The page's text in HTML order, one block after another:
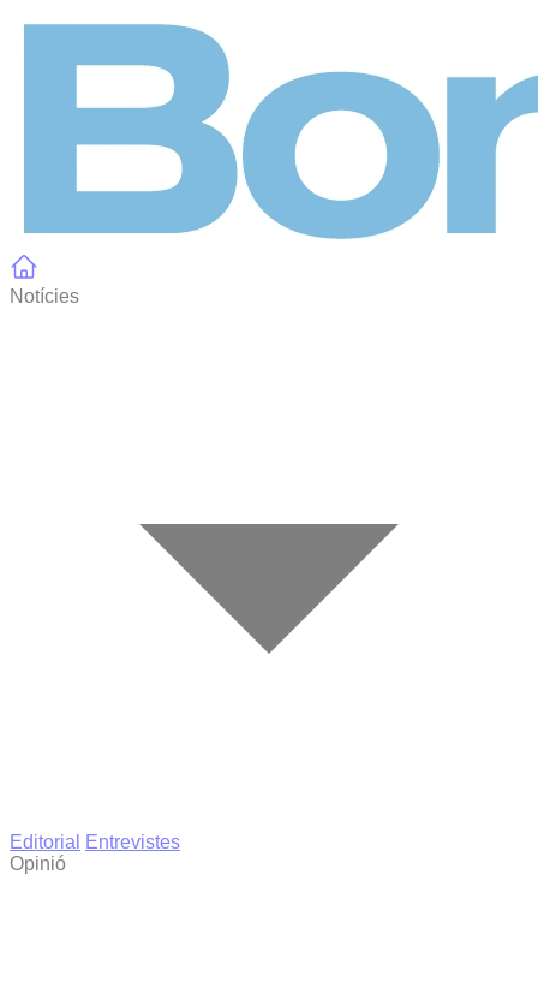
Notícies
Editorial
Entrevistes
Opinió